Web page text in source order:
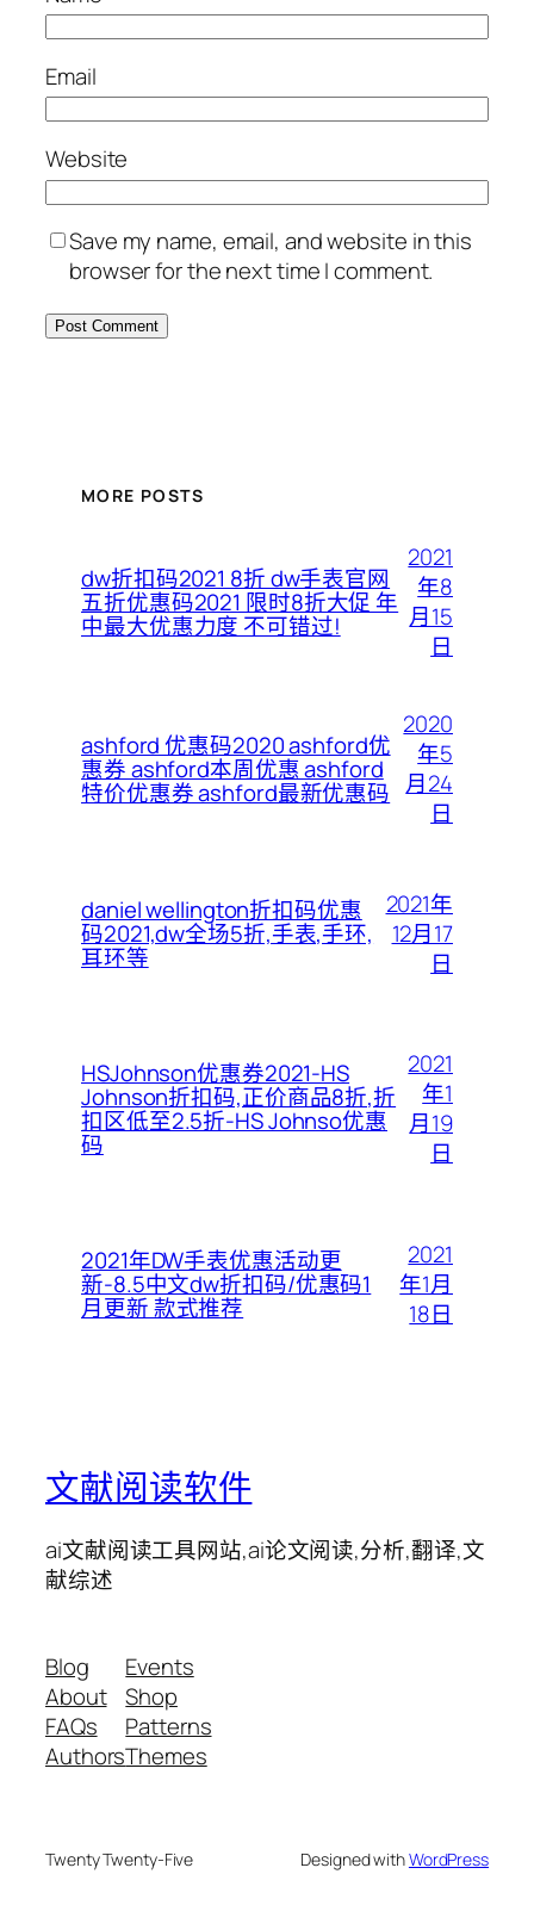
Email
Website
Save my name, email, and website in this
browser for the next time I comment.
MORE POSTS
dw折扣码2021 8折 dw手表官网
五折优惠码2021 限时8折大促 年
中最大优惠力度 不可错过!
2021
年8
月15
日
ashford 优惠码2020 ashford优
惠券 ashford本周优惠 ashford
特价优惠券 ashford最新优惠码
2020
年5
月24
日
daniel wellington折扣码优惠
码2021,dw全场5折,手表,手环,
耳环等
2021年
12月17
日
HSJohnson优惠券2021-HS
Johnson折扣码,正价商品8折,折
扣区低至2.5折-HS Johnso优惠
码
2021
年1
月19
日
2021年DW手表优惠活动更
新-8.5中文dw折扣码/优惠码1
月更新 款式推荐
2021
年1月
18日
文献阅读软件
ai文献阅读工具网站,ai论文阅读,分析,翻译,文
献综述
Blog
About
FAQs
Authors
Events
Shop
Patterns
Themes
Twenty Twenty-Five Designed withWordPress